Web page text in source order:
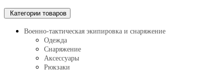
Категории товаров
Военно-тактическая экипировка и снаряжение
Одежда
Снаряжение
Аксессуары
Рюкзаки